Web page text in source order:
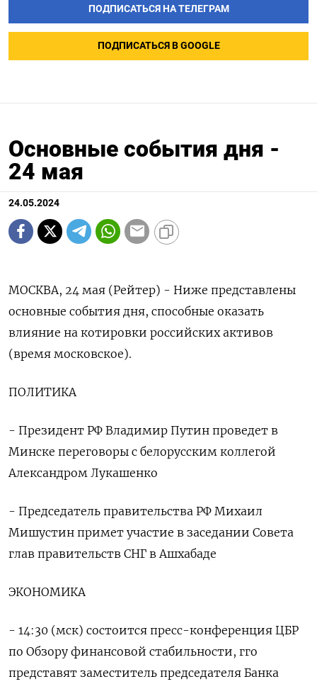
ПОДПИСАТЬСЯ НА ТЕЛЕГРАМ
ПОДПИСАТЬСЯ В GOOGLE
Основные события дня -
24 мая
24.05.2024
МОСКВА, 24 мая (Рейтер) - Ниже представлены
основные события дня, способные оказать
влияние на котировки российских активов
(время московское).
ПОЛИТИКА
- Президент РФ Владимир Путин проведет в
Минске переговоры с белорусским коллегой
Александром Лукашенко
- Председатель правительства РФ Михаил
Мишустин примет участие в заседании Совета
глав правительств СНГ в Ашхабаде
ЭКОНОМИКА
- 14:30 (мск) состоится пресс-конференция ЦБР
по Обзору финансовой стабильности, гго
представят заместитель председателя Банка